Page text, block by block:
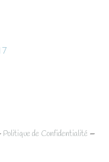
Politique de Confidentialité –